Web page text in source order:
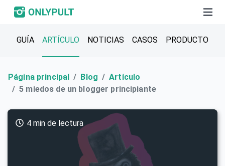
GUÍA ARTÍCULO NOTICIAS CASOS PRODUCTO
Página principal Blog
Artículo
5 miedos de un blogger principiante
4 min de lectura